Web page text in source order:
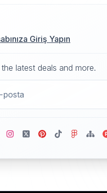
Giriş Yapın
latest deals and more.